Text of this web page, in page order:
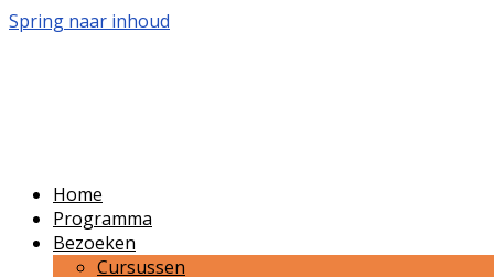
Spring naar inhoud
Home
Programma
Bezoeken
Cursussen